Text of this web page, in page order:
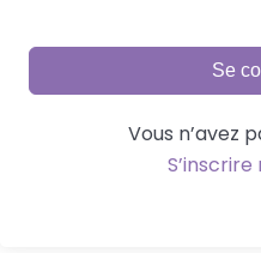
Se
Vous n’avez